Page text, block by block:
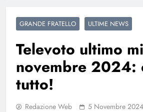
GRANDE FRATELLO ULTIME NEWS
Televoto ultimo
novembre 2024:
tutto!
Redazione Web 5 Novembre